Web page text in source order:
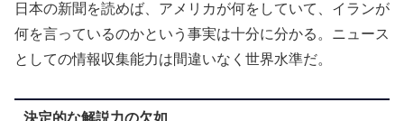
日本の新聞を読めば、アメリカが何をしていて、イランが
何を言っているのかという事実は十分に分かる。ニュース
としての情報収集能力は間違いなく世界水準だ。
決定的な解説力の欠如